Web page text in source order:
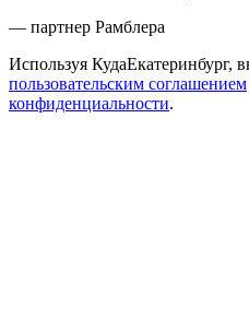
— партнер Рамблера
Используя КудаЕкатеринбург,
пользовательским соглашением
конфиденциальности.